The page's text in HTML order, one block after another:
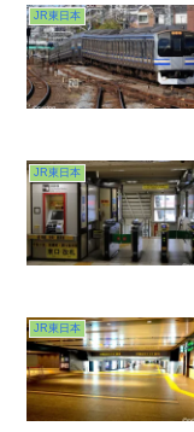
JR東日本
JR東日本
JR東日本